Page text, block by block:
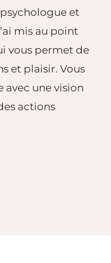
psychologue et
mis au point
vous permet de
et plaisir. Vous
avec une vision
actions